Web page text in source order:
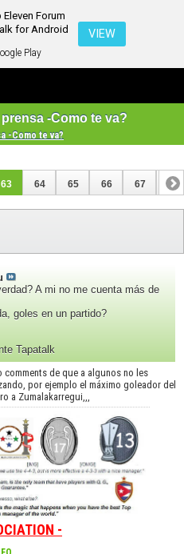
Forum
for Android
Play
VIEW
-Como te va?
-Como te va?
63 64 65 66 67 68
A mi no me cuenta más de
goles en un partido?
Tapatalk
de que a algunos no les
por ejemplo el máximo goleador del
a Zumalakarregui,,,
-